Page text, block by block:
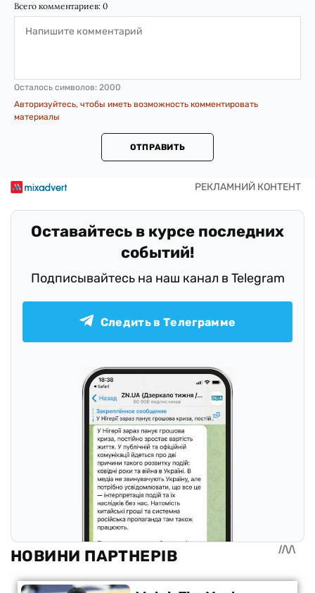
Всего комментариев: 0
Осталось символов: 2000
Авторизуйтесь, чтобы иметь возможность комментировать
материалы
ОТПРАВИТЬ
Оставайтесь в курсе последних
событий!
Подписывайтесь на наш канал в Telegram
Следить в Телеграмме